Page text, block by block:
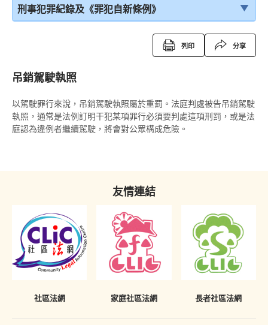
刑事犯罪紀錄及《罪犯自新條例》
簽保守行為
警司警誡計劃
《罪犯自新條例》
《罪犯自新條例》與感化令
《罪犯自新條例》與性罪行定罪紀錄查核計劃
在法庭程序中披露已喪失時效的定罪
列印 分享
吊銷駕駛執照
以駕駛罪行來說，吊銷駕駛執照屬於重罰。法庭判處被告吊銷駕駛
執照，通常是法例訂明干犯某項罪行必須要判處這項刑罰，或是法
庭認為違例者繼續駕駛，將會對公眾構成危險。
友情連結
社區法網 家庭社區法網 長者社區法網